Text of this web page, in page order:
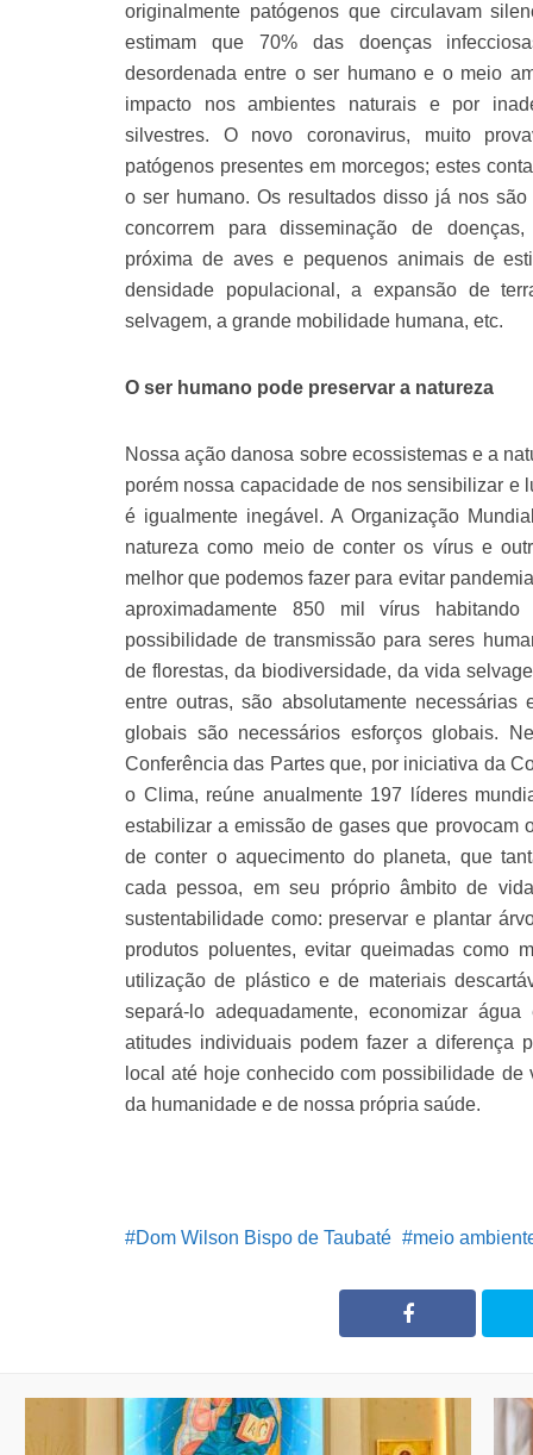
originalmente patógenos que circulavam
estimam que 70% das doenças
desordenada entre o ser humano e o meio
impacto nos ambientes naturais e por
silvestres. O novo coronavirus, muito
patógenos presentes em morcegos; estes
o ser humano. Os resultados disso já nos
concorrem para disseminação de
próxima de aves e pequenos animais de
densidade populacional, a expansão de
selvagem, a grande mobilidade humana, etc.
O ser humano pode preservar a natureza
Nossa ação danosa sobre ecossistemas e a
porém nossa capacidade de nos sensibilizar e
é igualmente inegável. A Organização
natureza como meio de conter os vírus e
melhor que podemos fazer para evitar
aproximadamente 850 mil vírus
possibilidade de transmissão para seres
de florestas, da biodiversidade, da vida
entre outras, são absolutamente necessárias
globais são necessários esforços globais.
Conferência das Partes que, por iniciativa da
o Clima, reúne anualmente 197 líderes
estabilizar a emissão de gases que provocam
de conter o aquecimento do planeta, que
cada pessoa, em seu próprio âmbito de
sustentabilidade como: preservar e plantar
produtos poluentes, evitar queimadas como
utilização de plástico e de materiais
separá-lo adequadamente, economizar
atitudes individuais podem fazer a diferença
local até hoje conhecido com possibilidade
da humanidade e de nossa própria saúde.
Dom Wilson Bispo de Taubaté meio